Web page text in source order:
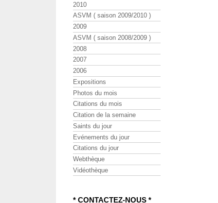
2010
ASVM ( saison 2009/2010 )
2009
ASVM ( saison 2008/2009 )
2008
2007
2006
Expositions
Photos du mois
Citations du mois
Citation de la semaine
Saints du jour
Evénements du jour
Citations du jour
Webthèque
Vidéothèque
* CONTACTEZ-NOUS *